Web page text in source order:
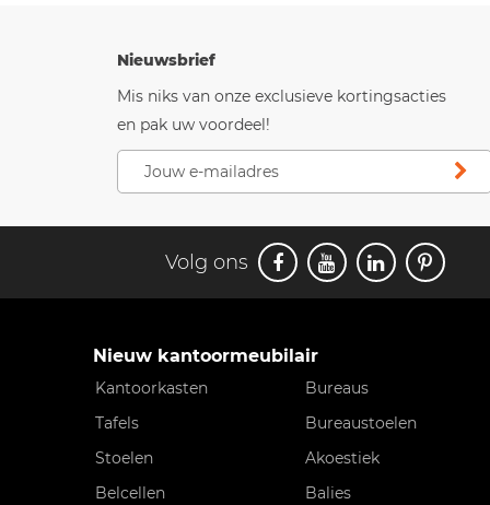
Nieuwsbrief
Mis niks van onze exclusieve kortingsacties
en pak uw voordeel!
Volg ons
Nieuw kantoormeubilair
Kantoorkasten
Bureaus
Tafels
Bureaustoelen
Stoelen
Akoestiek
Belcellen
Balies